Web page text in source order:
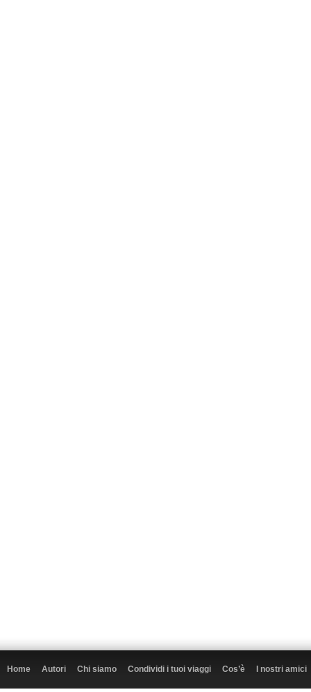
Home Autori Chi siamo Condividi i tuoi viaggi Cos’è I nostri amici